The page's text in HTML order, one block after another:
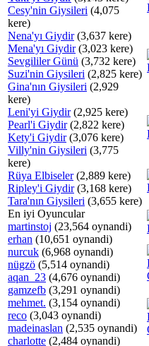
Cesy'nin Giysileri (4,075
kere)
Nena'yı Giydir(3,637 kere)
Mena'yı Giydir(3,023 kere)
Sevgililer Günü (3,732 kere)
Suzi'nin Giysileri (2,825 kere)
Gina'nın Giysileri (2,929
kere)
Leni'yi Giydir(2,925 kere)
Pearl'i Giydir(2,822 kere)
Kety'i Giydir(3,076 kere)
Villy'nin Giysileri (3,775
kere)
Rüya Elbiseler(2,889 kere)
Ripley'i Giydir(3,168 kere)
Tara'nın Giysileri (3,655 kere)
En iyi Oyuncular
martinstoj (23,564 oynandi)
erhan (10,651 oynandi)
nurcuk (6,968 oynandi)
nügzö (5,514 oynandi)
aqan_23 (4,676 oynandi)
gamzefb (3,291 oynandi)
mehmet. (3,154 oynandi)
reco (3,043 oynandi)
madeinaslan (2,535 oynandi)
charlotte (2,484 oynandi)